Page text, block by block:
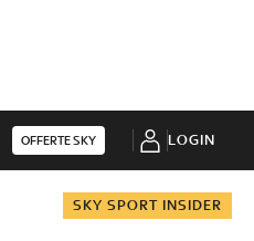
OFFERTE SKY LOGIN
SKY SPORT INSIDER